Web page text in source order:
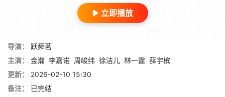
立即播放
导演：
跃舜茗
主演：
金瀚 李嘉诺 周峻纬 徐洁儿 林一霆 薛宇槟
更新：
2026-02-10 15:30
备注：
已完结